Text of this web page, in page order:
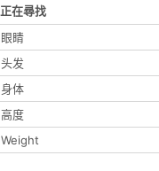
正在尋找
眼睛
头发
身体
高度
Weight